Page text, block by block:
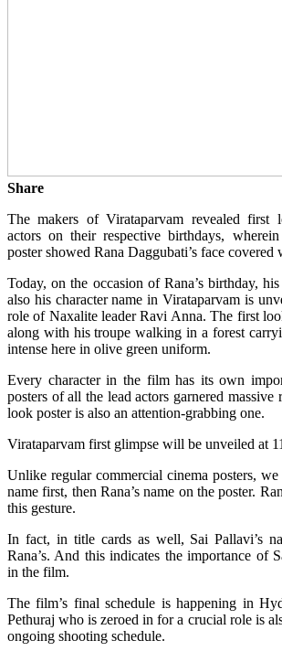
Share
The makers of Virataparvam revealed first
actors on their respective birthdays,
poster showed Rana Daggubati’s face covered
Today, on the occasion of Rana’s birthday,
also his character name in Virataparvam is
role of Naxalite leader Ravi Anna. The first
along with his troupe walking in a forest
intense here in olive green uniform.
Every character in the film has its own
posters of all the lead actors garnered massive
look poster is also an attention-grabbing one.
Virataparvam first glimpse will be unveiled at
Unlike regular commercial cinema posters, we
name first, then Rana’s name on the poster.
this gesture.
In fact, in title cards as well, Sai Pallavi’s
Rana’s. And this indicates the importance of
in the film.
The film’s final schedule is happening in
Pethuraj who is zeroed in for a crucial role is
ongoing shooting schedule.